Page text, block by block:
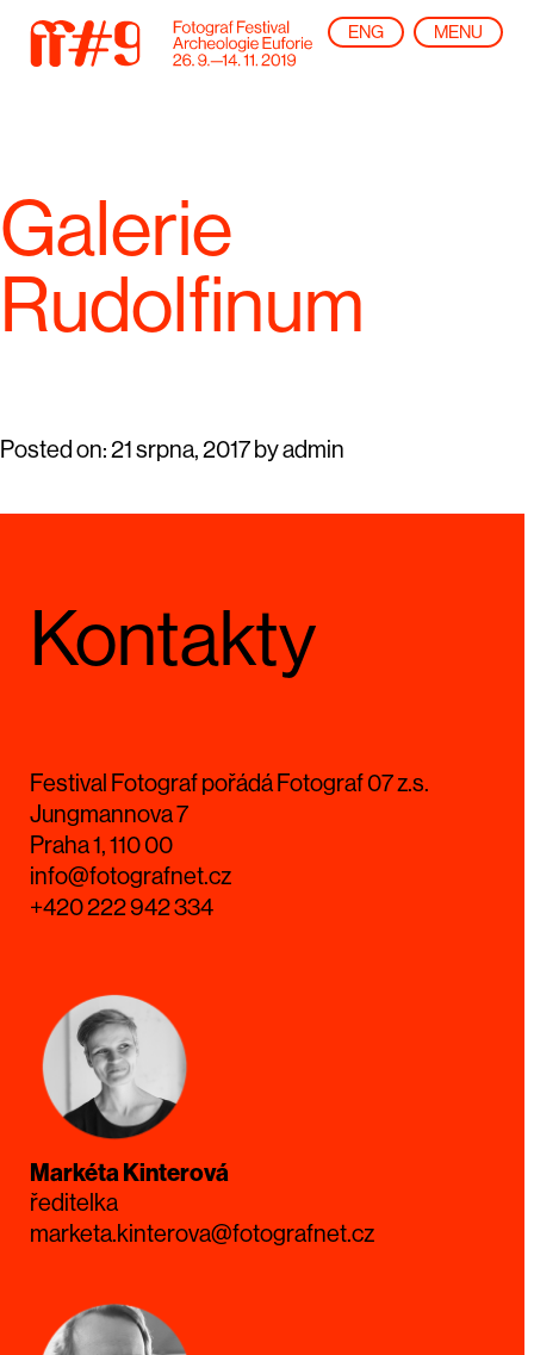
ENG MENU
Galerie
Rudolfinum
Posted on: 21 srpna, 2017 byadmin
Kontakty
Festival Fotograf pořádá Fotograf 07 z.s.
Jungmannova 7
Praha 1, 110 00
info@fotografnet.cz
+420 222 942 334
Markéta Kinterová
ředitelka
marketa.kinterova@fotografnet.cz